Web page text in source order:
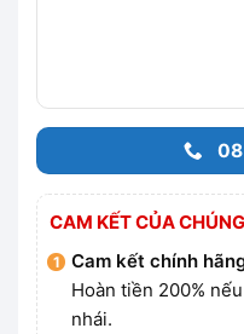
CAM KẾT CỦA
Cam kết chính
Hoàn tiền 200%
nhái.